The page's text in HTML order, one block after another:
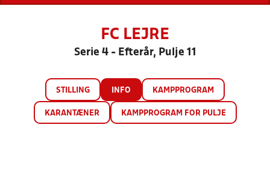
FC LEJRE
Serie 4 - Efterår, Pulje 11
STILLING INFO KAMPPROGRAM
KARANTÆNER KAMPPROGRAM FOR PULJE